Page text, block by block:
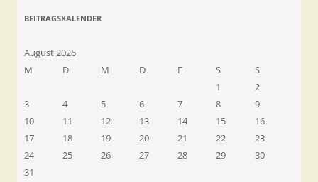
BEITRAGSKALENDER
August 2026
M
D M D F S
S
1
2
3
4 5 6 7 8
9
10
11 12 13 14 15
16
17
18 19 20 21 22
23
24
25 26 27 28 29
30
31